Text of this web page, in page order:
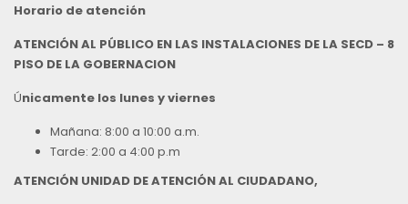
Horario de atención
ATENCIÓN AL PÚBLICO EN LAS INSTALACIONES DE LA SECD – 8
PISO DE LA GOBERNACION
Únicamente los lunes y viernes
Mañana: 8:00 a 10:00 a.m.
Tarde: 2:00 a 4:00 p.m
ATENCIÓN UNIDAD DE ATENCIÓN AL CIUDADANO,